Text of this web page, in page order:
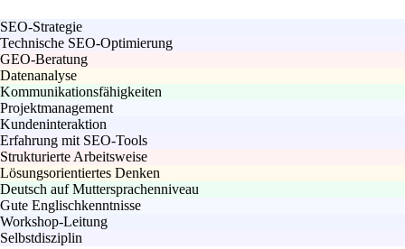
SEO-Strategie
Technische SEO-Optimierung
GEO-Beratung
Datenanalyse
Kommunikationsfähigkeiten
Projektmanagement
Kundeninteraktion
Erfahrung mit SEO-Tools
Strukturierte Arbeitsweise
Lösungsorientiertes Denken
Deutsch auf Muttersprachenniveau
Gute Englischkenntnisse
Workshop-Leitung
Selbstdisziplin